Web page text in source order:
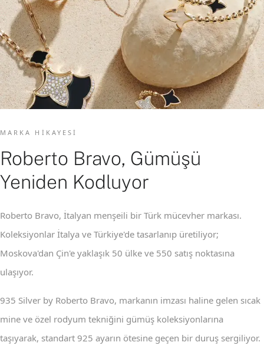
MARKA HIKAYESI
Roberto Bravo, Gümüşü
Yeniden Kodluyor
Roberto Bravo, İtalyan menşeili bir Türk mücevher markası.
Koleksiyonlar İtalya ve Türkiye'de tasarlanıp üretiliyor;
Moskova'dan Çin'e yaklaşık 50 ülke ve 550 satış noktasına
ulaşıyor.
935 Silver by Roberto Bravo, markanın imzası haline gelen sıcak
mine ve özel rodyum tekniğini gümüş koleksiyonlarına
taşıyarak, standart 925 ayarın ötesine geçen bir duruş sergiliyor.